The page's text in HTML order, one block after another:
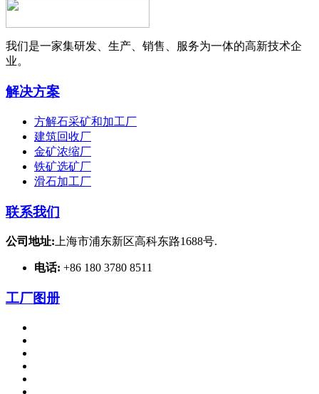
我们是一家集研发、生产、销售、服务为一体的高新技术企
业。
解决方案
方解石采矿和加工厂
建筑回收厂
金矿浓缩厂
铁矿选矿厂
滑石加工厂
联系我们
公司地址: 上海市浦东新区高科东路1688号.
电话: +86 180 3780 8511
工厂图册